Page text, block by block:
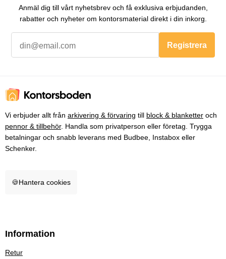
Anmäl dig till vårt nyhetsbrev och få exklusiva erbjudanden,
rabatter och nyheter om kontorsmaterial direkt i din inkorg.
Registrera
Vi erbjuder allt från arkivering & förvaring till block & blanketter och
pennor & tillbehör. Handla som privatperson eller företag. Trygga
betalningar och snabb leverans med Budbee, Instabox eller
Schenker.
🍪Hantera cookies
Information
Retur